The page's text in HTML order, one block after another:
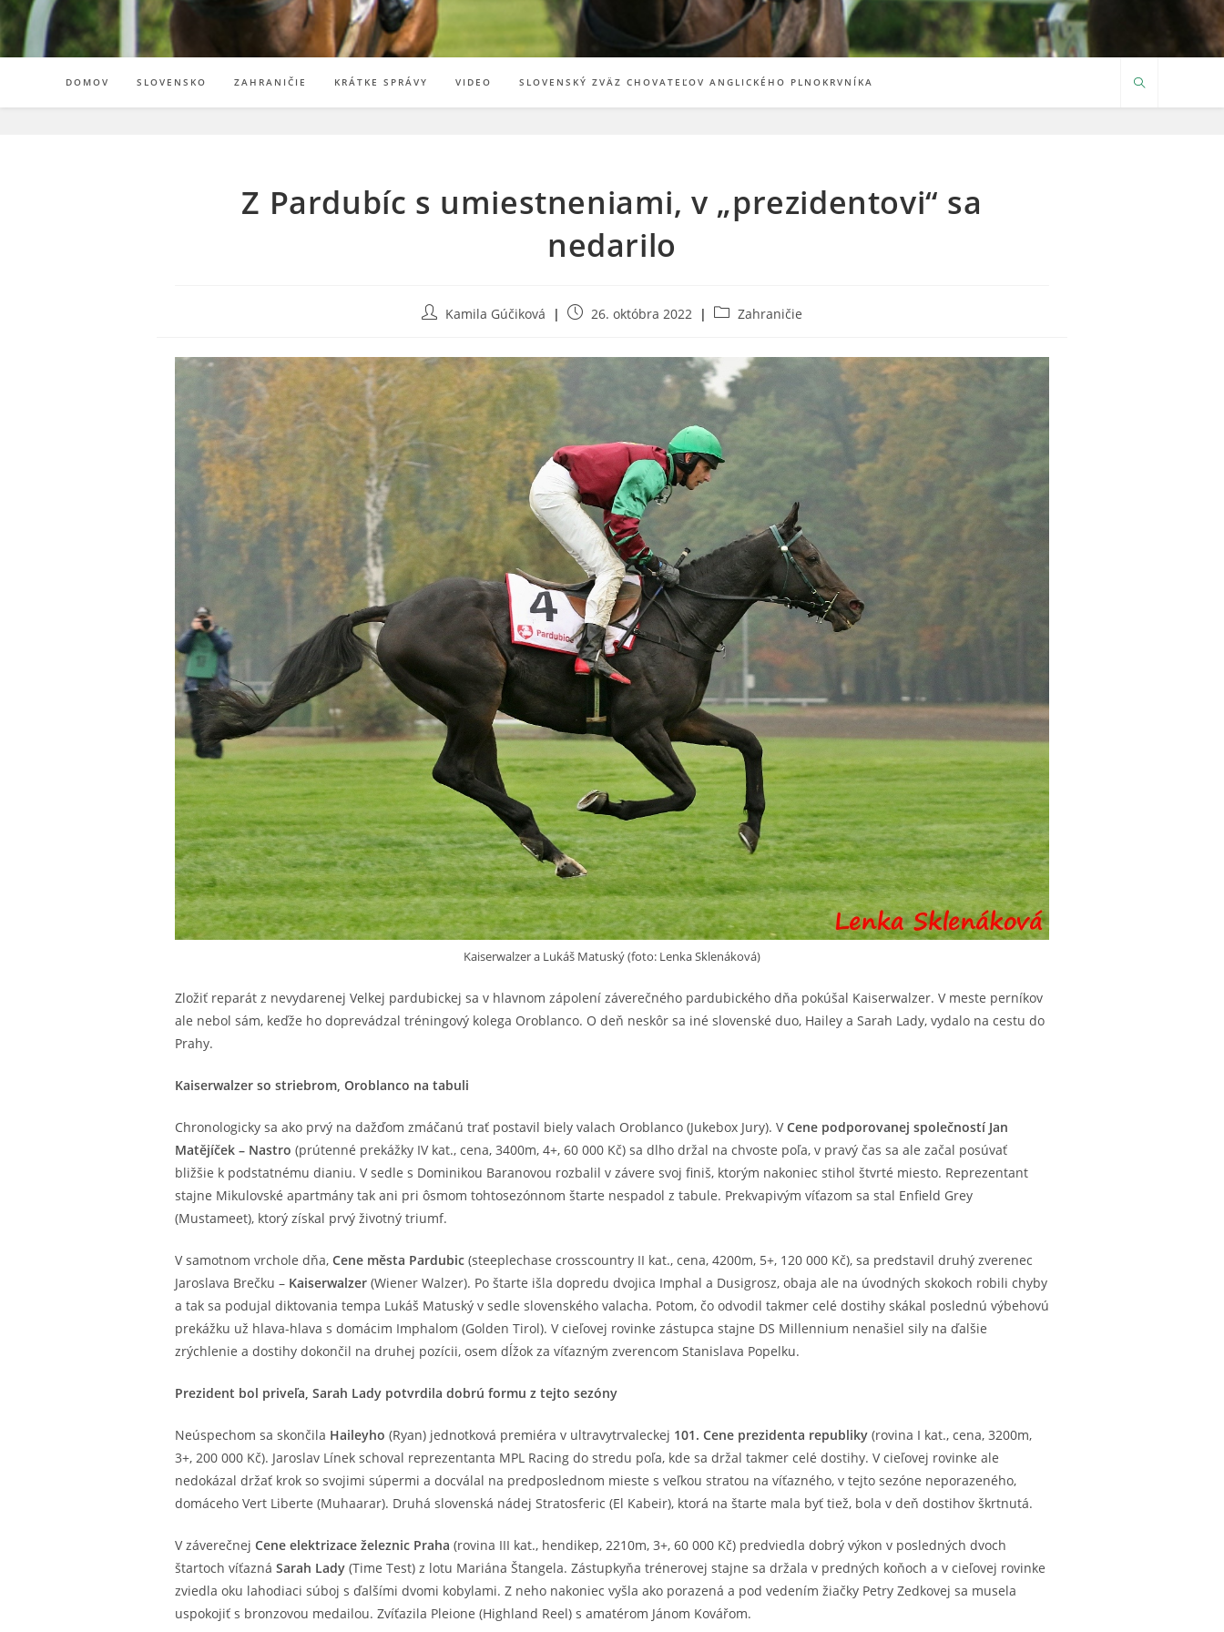
DOMOV SLOVENSKO ZAHRANIČIE KRÁTKE SPRÁVY VIDEO SLOVENSKÝ ZVÄZ CHOVATEĽOV ANGLICKÉHO PLNOKRVNÍKA
Z Pardubíc s umiestneniami, v „prezidentovi“ sa
nedarilo
Post Kamila Gúčiková
Post 26. októbra 2022
PostZahraničie
Kaiserwalzer a Lukáš Matuský (foto: Lenka Sklenáková)
Zložiť reparát z nevydarenej Velkej pardubickej sa v hlavnom zápolení záverečného pardubického dňa pokúšal Kaiserwalzer. V meste perníkov
ale nebol sám, keďže ho doprevádzal tréningový kolega Oroblanco. O deň neskôr sa iné slovenské duo, Hailey a Sarah Lady, vydalo na cestu do
Prahy.
Kaiserwalzer so striebrom, Oroblanco na tabuli
Chronologicky sa ako prvý na dažďom zmáčanú trať postavil biely valach Oroblanco (Jukebox Jury). VCene podporovanej společností Jan
Matějíček – Nastro (prútenné prekážky IV kat., cena, 3400m, 4+, 60 000 Kč) sa dlho držal na chvoste poľa, v pravý čas sa ale začal posúvať
bližšie k podstatnému dianiu. V sedle s Dominikou Baranovou rozbalil v závere svoj finiš, ktorým nakoniec stihol štvrté miesto. Reprezentant
stajne Mikulovské apartmány tak ani pri ôsmom tohtosezónnom štarte nespadol z tabule. Prekvapivým víťazom sa stal Enfield Grey
(Mustameet), ktorý získal prvý životný triumf.
V samotnom vrchole dňa, Cene města Pardubic (steeplechase crosscountry II kat., cena, 4200m, 5+, 120 000 Kč), sa predstavil druhý zverenec
Jaroslava Brečku – Kaiserwalzer (Wiener Walzer). Po štarte išla dopredu dvojica Imphal a Dusigrosz, obaja ale na úvodných skokoch robili chyby
a tak sa podujal diktovania tempa Lukáš Matuský v sedle slovenského valacha. Potom, čo odvodil takmer celé dostihy skákal poslednú výbehovú
prekážku už hlava-hlava s domácim Imphalom (Golden Tirol). V cieľovej rovinke zástupca stajne DS Millennium nenašiel sily na ďalšie
zrýchlenie a dostihy dokončil na druhej pozícii, osem dĺžok za víťazným zverencom Stanislava Popelku.
Prezident bol priveľa, Sarah Lady potvrdila dobrú formu z tejto sezóny
Neúspechom sa skončila Haileyho (Ryan) jednotková premiéra v ultravytrvaleckej 101. Cene prezidenta republiky (rovina I kat., cena, 3200m,
3+, 200 000 Kč). Jaroslav Línek schoval reprezentanta MPL Racing do stredu poľa, kde sa držal takmer celé dostihy. V cieľovej rovinke ale
nedokázal držať krok so svojimi súpermi a docválal na predposlednom mieste s veľkou stratou na víťazného, v tejto sezóne neporazeného,
domáceho Vert Liberte (Muhaarar). Druhá slovenská nádej Stratosferic (El Kabeir), ktorá na štarte mala byť tiež, bola v deň dostihov škrtnutá.
V záverečnej Cene elektrizace železnic Praha (rovina III kat., hendikep, 2210m, 3+, 60 000 Kč) predviedla dobrý výkon v posledných dvoch
štartoch víťazná Sarah Lady (Time Test) z lotu Mariána Štangela. Zástupkyňa trénerovej stajne sa držala v predných koňoch a v cieľovej rovinke
zviedla oku lahodiaci súboj s ďalšími dvomi kobylami. Z neho nakoniec vyšla ako porazená a pod vedením žiačky Petry Zedkovej sa musela
uspokojiť s bronzovou medailou. Zvíťazila Pleione (Highland Reel) s amatérom Jánom Kovářom.